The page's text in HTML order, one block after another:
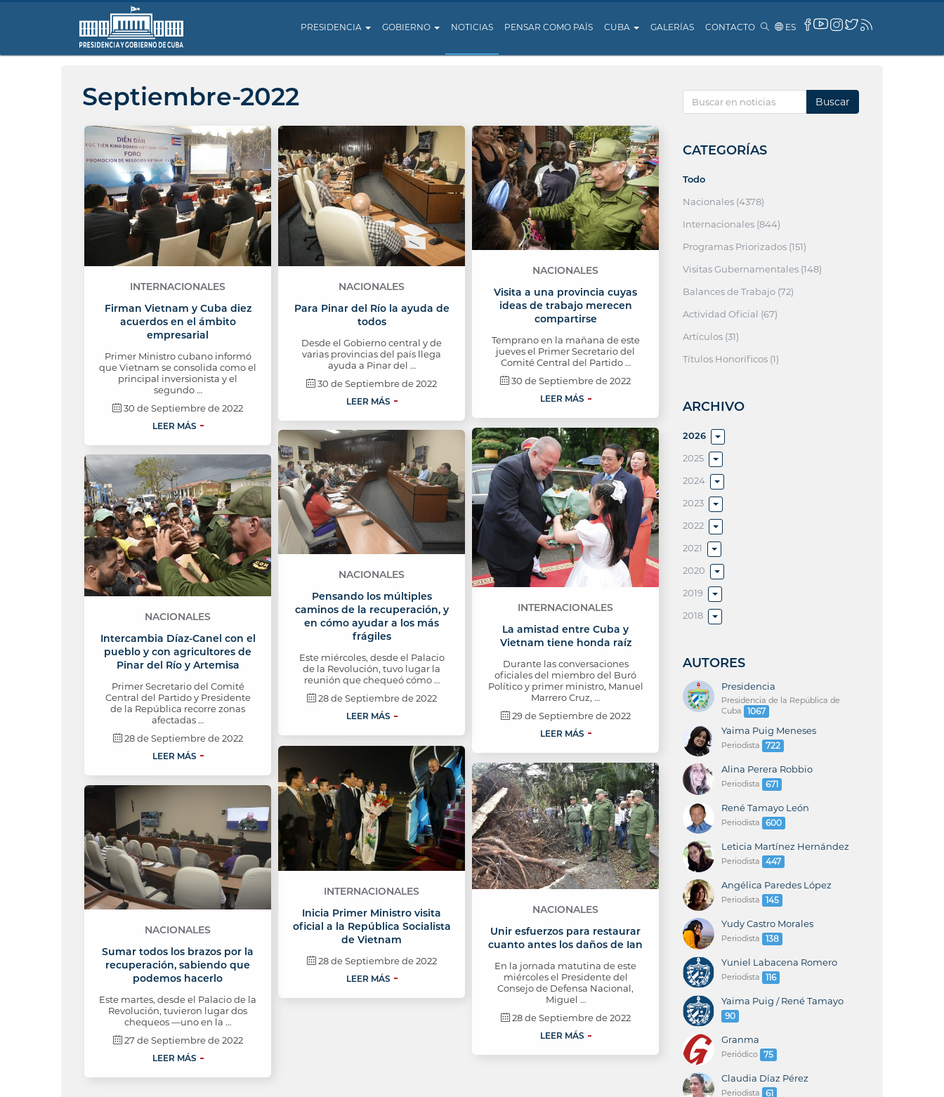
PRESIDENCIA GOBIERNO NOTICIAS PENSAR COMO PAÍS CUBA GALERÍAS CONTACTO ES
Septiembre-2022
INTERNACIONALES
Firman Vietnam y Cuba diez
acuerdos en el ámbito
empresarial
Primer Ministro cubano informó
que Vietnam se consolida como el
principal inversionista y el
segundo …
30 de Septiembre de 2022
LEER MÁS
NACIONALES
Para Pinar del Río la ayuda de
todos
Desde el Gobierno central y de
varias provincias del país llega
ayuda a Pinar del …
30 de Septiembre de 2022
LEER MÁS
NACIONALES
Visita a una provincia cuyas
ideas de trabajo merecen
compartirse
Temprano en la mañana de este
jueves el Primer Secretario del
Comité Central del Partido …
30 de Septiembre de 2022
LEER MÁS
INTERNACIONALES
La amistad entre Cuba y
Vietnam tiene honda raíz
Durante las conversaciones
oficiales del miembro del Buró
Político y primer ministro, Manuel
Marrero Cruz, …
29 de Septiembre de 2022
LEER MÁS
NACIONALES
Pensando los múltiples
caminos de la recuperación, y
en cómo ayudar a los más
frágiles
Este miércoles, desde el Palacio
de la Revolución, tuvo lugar la
reunión que chequeó cómo …
28 de Septiembre de 2022
LEER MÁS
NACIONALES
Intercambia Díaz-Canel con el
pueblo y con agricultores de
Pinar del Río y Artemisa
Primer Secretario del Comité
Central del Partido y Presidente
de la República recorre zonas
afectadas …
28 de Septiembre de 2022
LEER MÁS
INTERNACIONALES
Inicia Primer Ministro visita
oficial a la República Socialista
de Vietnam
28 de Septiembre de 2022
LEER MÁS
NACIONALES
Unir esfuerzos para restaurar
cuanto antes los daños de Ian
En la jornada matutina de este
miércoles el Presidente del
Consejo de Defensa Nacional,
Miguel …
28 de Septiembre de 2022
LEER MÁS
NACIONALES
Sumar todos los brazos por la
recuperación, sabiendo que
podemos hacerlo
Este martes, desde el Palacio de la
Revolución, tuvieron lugar dos
chequeos —uno en la …
27 de Septiembre de 2022
LEER MÁS
Buscar
CATEGORÍAS
Todo
Nacionales (4378)
Internacionales (844)
Programas Priorizados (151)
Visitas Gubernamentales (148)
Balances de Trabajo (72)
Actividad Oficial (67)
Artículos (31)
Títulos Honoríficos (1)
ARCHIVO
2026
2025
2024
2023
2022
2021
2020
2019
2018
AUTORES
Presidencia
Presidencia de la República de
Cuba
1067
Yaima Puig Meneses
Periodista 722
Alina Perera Robbio
Periodista 671
René Tamayo León
Periodista 600
Leticia Martínez Hernández
Periodista 447
Angélica Paredes López
Periodista 145
Yudy Castro Morales
Periodista 138
Yuniel Labacena Romero
Periodista 116
Yaima Puig / René Tamayo
90
Granma
Periódico 75
Claudia Díaz Pérez
Periodista 61